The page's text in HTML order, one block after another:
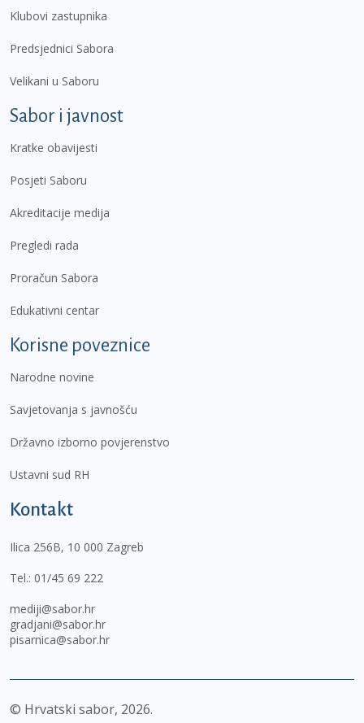
Klubovi zastupnika
Predsjednici Sabora
Velikani u Saboru
Sabor i javnost
Kratke obavijesti
Posjeti Saboru
Akreditacije medija
Pregledi rada
Proračun Sabora
Edukativni centar
Korisne poveznice
Narodne novine
Savjetovanja s javnošću
Državno izborno povjerenstvo
Ustavni sud RH
Kontakt
Ilica 256B, 10 000 Zagreb
Tel.: 01/45 69 222
mediji@sabor.hr
gradjani@sabor.hr
pisarnica@sabor.hr
© Hrvatski sabor, 2026